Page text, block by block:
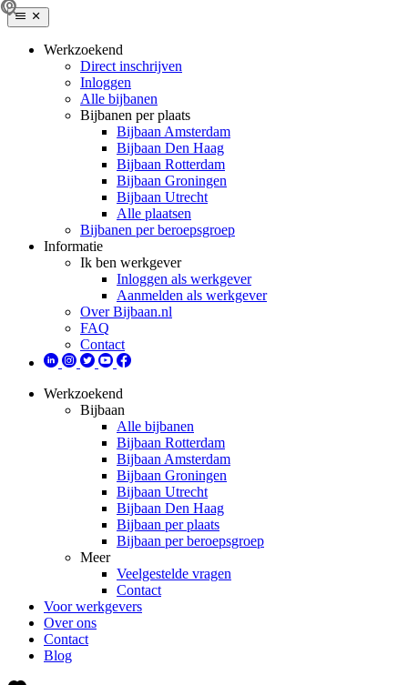
Werkzoekend
Direct inschrijven
Inloggen
Alle bijbanen
Bijbanen per plaats
Bijbaan Amsterdam
Bijbaan Den Haag
Bijbaan Rotterdam
Bijbaan Groningen
Bijbaan Utrecht
Alle plaatsen
Bijbanen per beroepsgroep
Informatie
Ik ben werkgever
Inloggen als werkgever
Aanmelden als werkgever
Over Bijbaan.nl
FAQ
Contact
Werkzoekend
Bijbaan
Alle bijbanen
Bijbaan Rotterdam
Bijbaan Amsterdam
Bijbaan Groningen
Bijbaan Utrecht
Bijbaan Den Haag
Bijbaan per plaats
Bijbaan per beroepsgroep
Meer
Veelgestelde vragen
Contact
Voor werkgevers
Over ons
Contact
Blog